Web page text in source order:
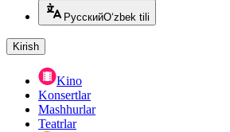
РусскийO‘zbek tili
Kirish
Kino
Konsertlar
Mashhurlar
Teatrlar